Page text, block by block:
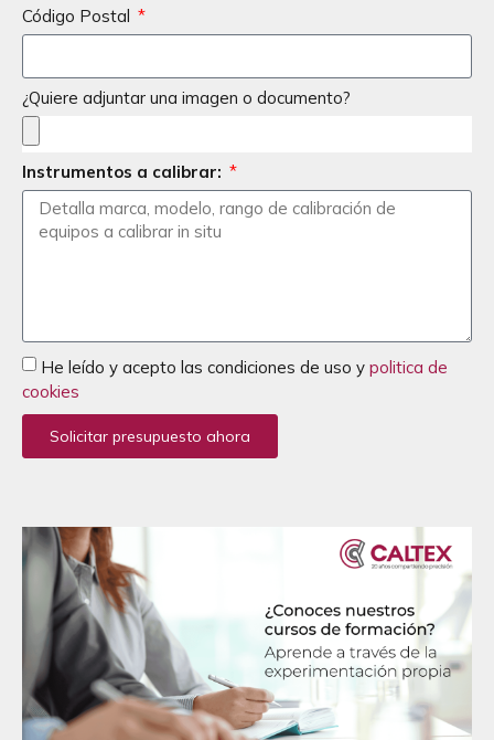
Código Postal
¿Quiere adjuntar una imagen o documento?
Instrumentos a calibrar:
He leído y acepto las condiciones de uso y politica de
cookies
Solicitar presupuesto ahora